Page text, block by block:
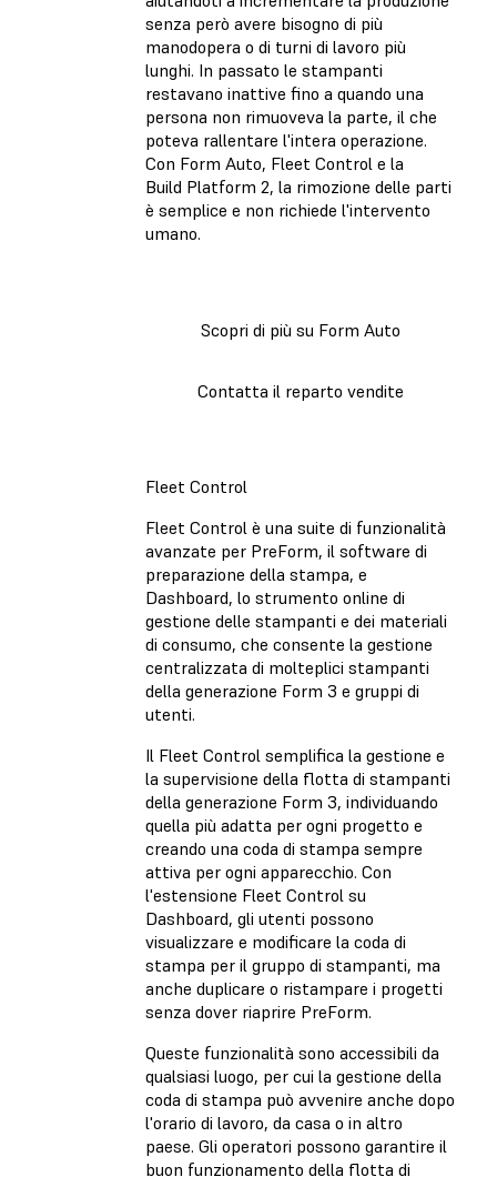
senza però avere bisogno di più
manodopera o di turni di lavoro più
lunghi. In passato le stampanti
restavano inattive fino a quando una
persona non rimuoveva la parte, il che
poteva rallentare l'intera operazione.
Con Form Auto, Fleet Control e la
Build Platform 2, la rimozione delle parti
è semplice e non richiede l'intervento
umano.
Scopri di più su Form Auto
Contatta il reparto vendite
Fleet Control
Fleet Control è una suite di funzionalità
avanzate per PreForm, il software di
preparazione della stampa, e
Dashboard, lo strumento online di
gestione delle stampanti e dei materiali
di consumo, che consente la gestione
centralizzata di molteplici stampanti
della generazione Form 3 e gruppi di
utenti.
Il Fleet Control semplifica la gestione e
la supervisione della flotta di stampanti
della generazione Form 3, individuando
quella più adatta per ogni progetto e
creando una coda di stampa sempre
attiva per ogni apparecchio. Con
l'estensione Fleet Control su
Dashboard, gli utenti possono
visualizzare e modificare la coda di
stampa per il gruppo di stampanti, ma
anche duplicare o ristampare i progetti
senza dover riaprire PreForm.
Queste funzionalità sono accessibili da
qualsiasi luogo, per cui la gestione della
coda di stampa può avvenire anche dopo
l'orario di lavoro, da casa o in altro
paese. Gli operatori possono garantire il
buon funzionamento della flotta di